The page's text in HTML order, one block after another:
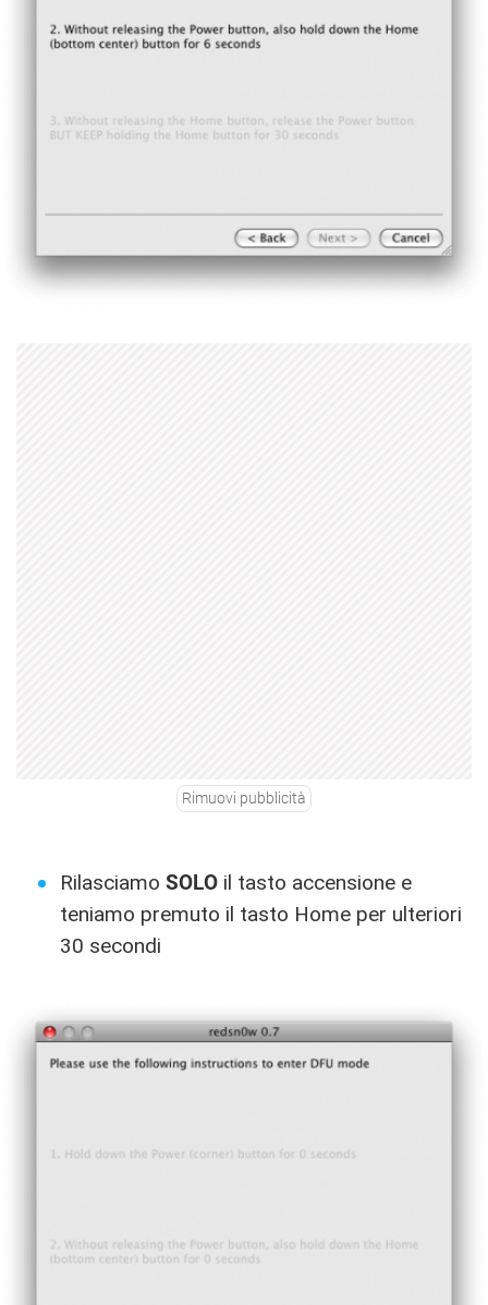
Rimuovi pubblicità
Rilasciamo SOLOil tasto accensione e
teniamo premuto il tasto Home per ulteriori
30 secondi